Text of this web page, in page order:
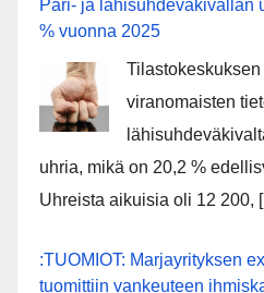
Pari- ja lähisuhdeväkivallan
% vuonna 2025
viranomaisten
uhria, mikä on 20,2 %
Uhreista aikuisia oli 12 200,
:TUOMIOT: Marjayrityksen
tuomittiin vankeuteen